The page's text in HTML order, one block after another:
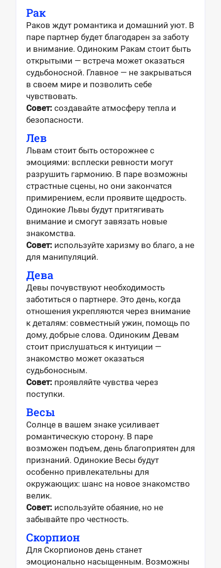
Рак
Раков ждут романтика и домашний уют. В
паре партнер будет благодарен за заботу
и внимание. Одиноким Ракам стоит быть
открытыми — встреча может оказаться
судьбоносной. Главное — не закрываться
в своем мире и позволить себе
чувствовать.
Совет: создавайте атмосферу тепла и
безопасности.
Лев
Львам стоит быть осторожнее с
эмоциями: всплески ревности могут
разрушить гармонию. В паре возможны
страстные сцены, но они закончатся
примирением, если проявите щедрость.
Одинокие Львы будут притягивать
внимание и смогут завязать новые
знакомства.
Совет: используйте харизму во благо, а не
для манипуляций.
Дева
Девы почувствуют необходимость
заботиться о партнере. Это день, когда
отношения укрепляются через внимание
к деталям: совместный ужин, помощь по
дому, добрые слова. Одиноким Девам
стоит прислушаться к интуиции —
знакомство может оказаться
судьбоносным.
Совет: проявляйте чувства через
поступки.
Весы
Солнце в вашем знаке усиливает
романтическую сторону. В паре
возможен подъем, день благоприятен для
признаний. Одинокие Весы будут
особенно привлекательны для
окружающих: шанс на новое знакомство
велик.
Совет: используйте обаяние, но не
забывайте про честность.
Скорпион
Для Скорпионов день станет
эмоционально насыщенным. Возможны